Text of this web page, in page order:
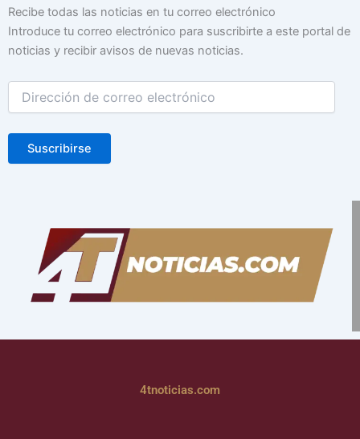
Recibe todas las noticias en tu correo electrónico
Introduce tu correo electrónico para suscribirte a este portal de
noticias y recibir avisos de nuevas noticias.
Dirección
de
electrónico
Suscribirse
4tnoticias.com